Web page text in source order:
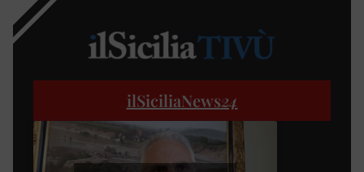
ilSiciliaNews24